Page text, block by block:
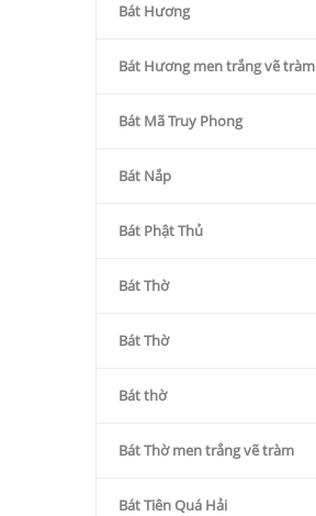
Bát Hương
Bát Hương men trắng vẽ tràm
Bát Mã Truy Phong
Bát Nắp
Bát Phật Thủ
Bát Thờ
Bát Thờ
Bát thờ
Bát Thờ men trắng vẽ tràm
Bát Tiên Quá Hải